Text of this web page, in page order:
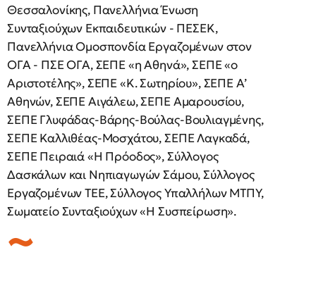
Θεσσαλονίκης, Πανελλήνια Ένωση
Συνταξιούχων Εκπαιδευτικών - ΠΕΣΕΚ,
Πανελλήνια Ομοσπονδία Εργαζομένων στον
ΟΓΑ - ΠΣΕ ΟΓΑ, ΣΕΠΕ «η Αθηνά», ΣΕΠΕ «ο
Αριστοτέλης», ΣΕΠΕ «Κ. Σωτηρίου», ΣΕΠΕ Α’
Αθηνών, ΣΕΠΕ Αιγάλεω, ΣΕΠΕ Αμαρουσίου,
ΣΕΠΕ Γλυφάδας-Βάρης-Βούλας-Βουλιαγμένης,
ΣΕΠΕ Καλλιθέας-Μοσχάτου, ΣΕΠΕ Λαγκαδά,
ΣΕΠΕ Πειραιά «Η Πρόοδος», Σύλλογος
Δασκάλων και Νηπιαγωγών Σάμου, Σύλλογος
Εργαζομένων ΤΕΕ, Σύλλογος Υπαλλήλων ΜΤΠΥ,
Σωματείο Συνταξιούχων «Η Συσπείρωση».